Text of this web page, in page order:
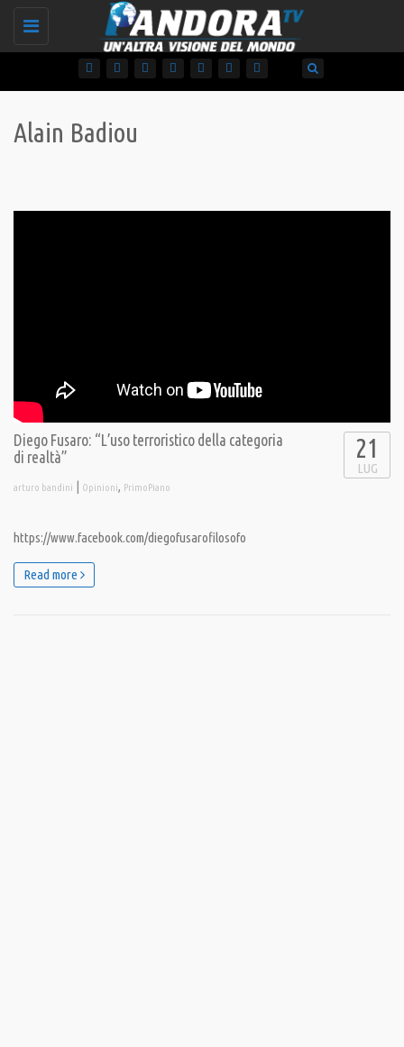
Toggle
Alain Badiou
Diego Fusaro: “L’uso terroristico della categoria
di realtà”
arturo bandini | Opinioni, PrimoPiano
21
LUG
https://www.facebook.com/diegofusarofilosofo
Read more